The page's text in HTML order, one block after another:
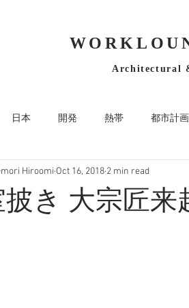
Architectural
日本 開発 熱帯 都市計画
き 大宗匠来
Hiroomi Oct 16, 2018 2 min read